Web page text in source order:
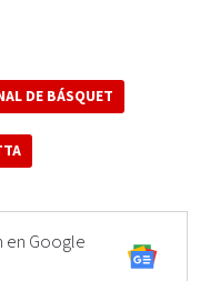
DE BÁSQUET
en Google